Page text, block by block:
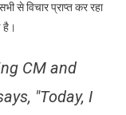
ने
पद
इस्तीफा
से विचार प्राप्त कर रहा
है।
CM and
"Today, I